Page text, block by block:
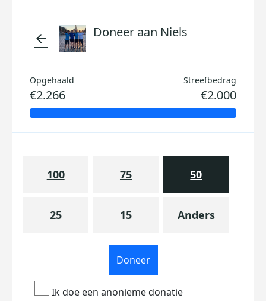
arrow_back Doneer aan Niels
Opgehaald
€2.266
Streefbedrag
€2.000
100 75 50
25 15 Anders
Doneer
Ik doe een anonieme donatie